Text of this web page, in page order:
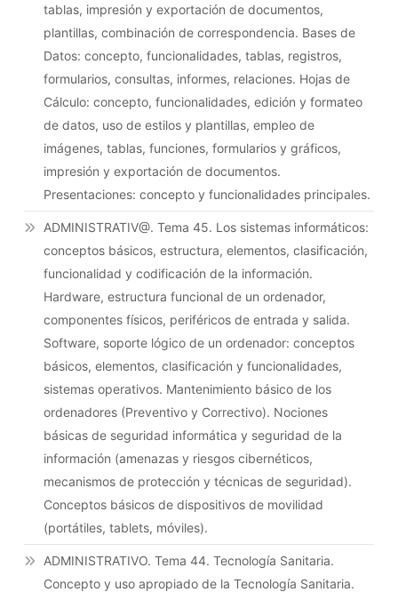
tablas, impresión y exportación de documentos,
plantillas, combinación de correspondencia. Bases de
Datos: concepto, funcionalidades, tablas, registros,
formularios, consultas, informes, relaciones. Hojas de
Cálculo: concepto, funcionalidades, edición y formateo
de datos, uso de estilos y plantillas, empleo de
imágenes, tablas, funciones, formularios y gráficos,
impresión y exportación de documentos.
Presentaciones: concepto y funcionalidades principales.
ADMINISTRATIV@. Tema 45. Los sistemas informáticos:
conceptos básicos, estructura, elementos, clasificación,
funcionalidad y codificación de la información.
Hardware, estructura funcional de un ordenador,
componentes físicos, periféricos de entrada y salida.
Software, soporte lógico de un ordenador: conceptos
básicos, elementos, clasificación y funcionalidades,
sistemas operativos. Mantenimiento básico de los
ordenadores (Preventivo y Correctivo). Nociones
básicas de seguridad informática y seguridad de la
información (amenazas y riesgos cibernéticos,
mecanismos de protección y técnicas de seguridad).
Conceptos básicos de dispositivos de movilidad
(portátiles, tablets, móviles).
ADMINISTRATIVO. Tema 44. Tecnología Sanitaria.
Concepto y uso apropiado de la Tecnología Sanitaria.